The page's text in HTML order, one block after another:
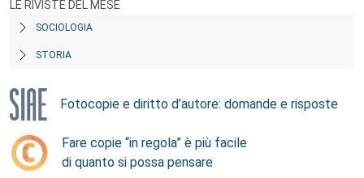
LE RIVISTE DEL MESE
SOCIOLOGIA
STORIA
Fotocopie e diritto d’autore: domande e risposte
Fare copie “in regola” è più facile
di quanto si possa pensare